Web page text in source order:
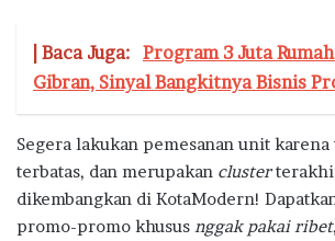
| Baca Juga: Program 3 Juta
Gibran, Sinyal Bangkitnya Bisnis
Segera lakukan pemesanan unit
terbatas, dan merupakan cluster
dikembangkan di KotaModern!
promo-promo khusus nggak pakai ribet